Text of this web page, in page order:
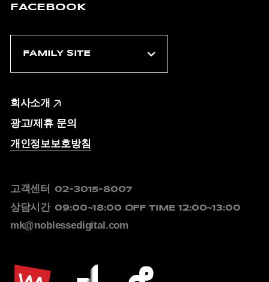
FACEBOOK
회사소개
광고/제휴 문의
개인정보보호방침
고객센터 02-3015-8007
상담시간 09:00~18:00 OFF TIME 12:00~13:00
mk@noblessedigital.com